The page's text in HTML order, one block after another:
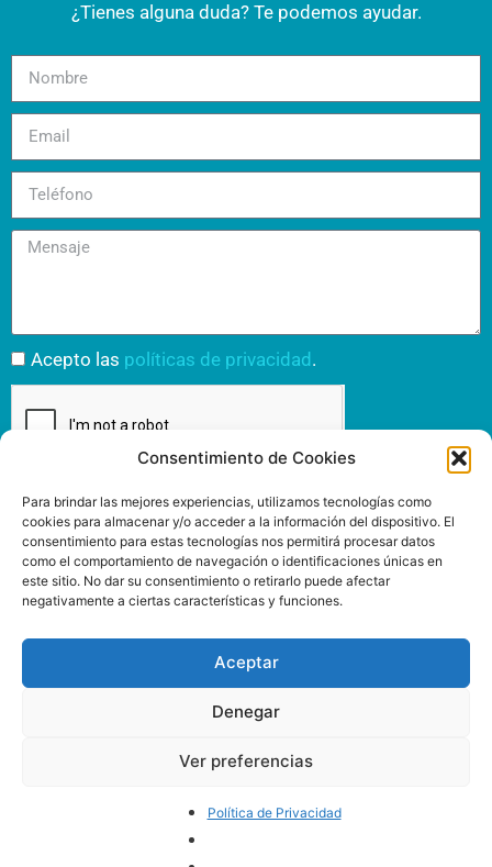
Consentimiento de Cookies
Para brindar las mejores experiencias, utilizamos tecnologías como
cookies para almacenar y/o acceder a la información del dispositivo. El
consentimiento para estas tecnologías nos permitirá procesar datos
como el comportamiento de navegación o identificaciones únicas en
este sitio. No dar su consentimiento o retirarlo puede afectar
negativamente a ciertas características y funciones.
Aceptar
Denegar
Ver preferencias
Política de Privacidad
¿Tienes alguna duda? Te podemos ayudar.
Acepto las políticas de privacidad.
Enviar
INSPIRIT MUTUA